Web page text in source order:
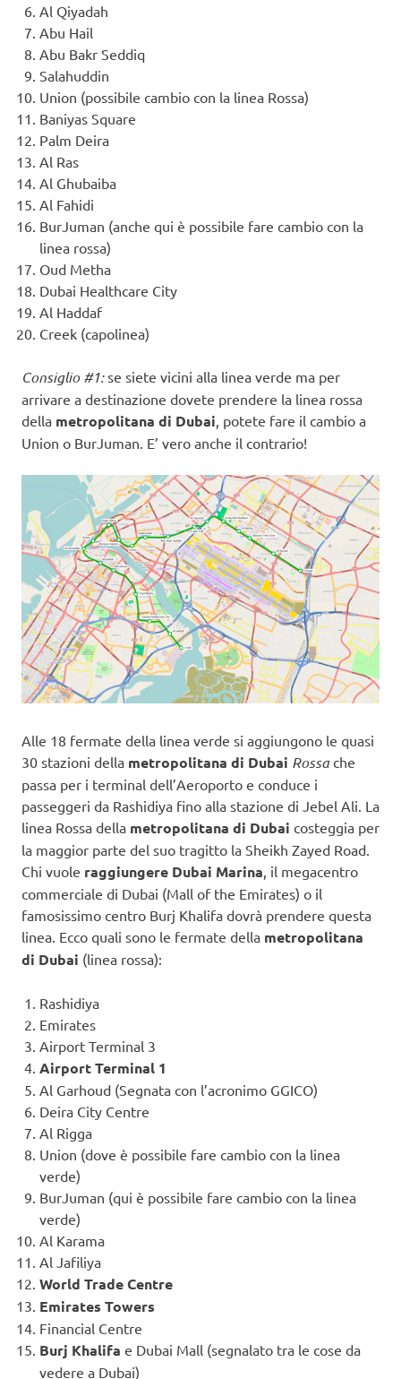
Al Qiyadah
Abu Hail
Abu Bakr Seddiq
Salahuddin
Union (possibile cambio con la linea Rossa)
Baniyas Square
Palm Deira
Al Ras
Al Ghubaiba
Al Fahidi
BurJuman (anche qui è possibile fare cambio con la
linea rossa)
Oud Metha
Dubai Healthcare City
Al Haddaf
Creek (capolinea)
Consiglio #1: se siete vicini alla linea verde ma per
arrivare a destinazione dovete prendere la linea rossa
della metropolitana di Dubai, potete fare il cambio a
Union o BurJuman. E’ vero anche il contrario!
Alle 18 fermate della linea verde si aggiungono le quasi
30 stazioni della metropolitana di Dubai Rossache
passa per i terminal dell’Aeroporto e conduce i
passeggeri da Rashidiya fino alla stazione di Jebel Ali. La
linea Rossa della metropolitana di Dubai costeggia per
la maggior parte del suo tragitto la Sheikh Zayed Road.
Chi vuole raggiungere Dubai Marina, il megacentro
commerciale di Dubai (Mall of the Emirates) o il
famosissimo centro Burj Khalifa dovrà prendere questa
linea. Ecco quali sono le fermate della metropolitana
di Dubai (linea rossa):
Rashidiya
Emirates
Airport Terminal 3
Airport Terminal 1
Al Garhoud (Segnata con l’acronimo GGICO)
Deira City Centre
Al Rigga
Union (dove è possibile fare cambio con la linea
verde)
BurJuman (qui è possibile fare cambio con la linea
verde)
Al Karama
Al Jafiliya
World Trade Centre
Emirates Towers
Financial Centre
Burj Khalifa e Dubai Mall (segnalato tra le cose da
vedere a Dubai)